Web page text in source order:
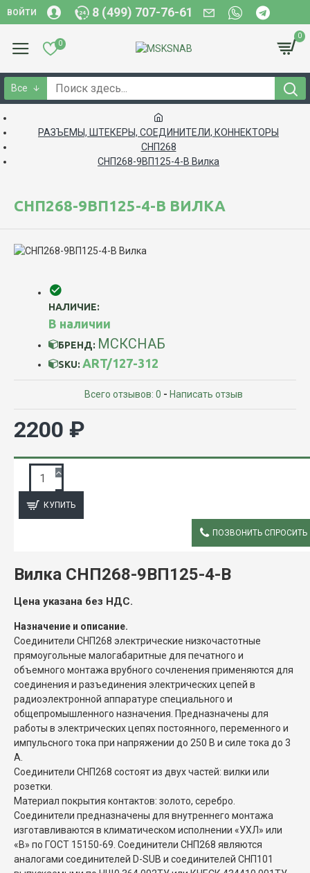
ВОЙТИ 8 (499) 707-76-61
0
0
Все
РАЗЪЕМЫ, ШТЕКЕРЫ, СОЕДИНИТЕЛИ, КОННЕКТОРЫ
СНП268
СНП268-9ВП125-4-В Вилка
СНП268-9ВП125-4-В ВИЛКА
НАЛИЧИЕ:
В наличии
БРЕНД: МСКСНАБ
SKU: ART/127-312
Всего отзывов: 0 - Написать отзыв
2200 ₽
КУПИТЬ
ПОЗВОНИТЬ СПРОСИТЬ
Вилка СНП268-9ВП125-4-В
Цена указана без НДС.
Назначение и описание.
Соединители СНП268 электрические низкочастотные
прямоугольные малогабаритные для печатного и
объемного монтажа врубного сочленения применяются для
соединения и разъединения электрических цепей в
радиоэлектронной аппаратуре специального и
общепромышленного назначения. Предназначены для
работы в электрических цепях постоянного, переменного и
импульсного тока при напряжении до 250 В и силе тока до 3
А.
Соединители СНП268 состоят из двух частей: вилки или
розетки.
Материал покрытия контактов: золото, серебро.
Соединители предназначены для внутреннего монтажа
изготавливаются в климатическом исполнении «УХЛ» или
«В» по ГОСТ 15150-69. Соединители СНП268 являются
аналогами соединителей D-SUB и соединителей СНП101